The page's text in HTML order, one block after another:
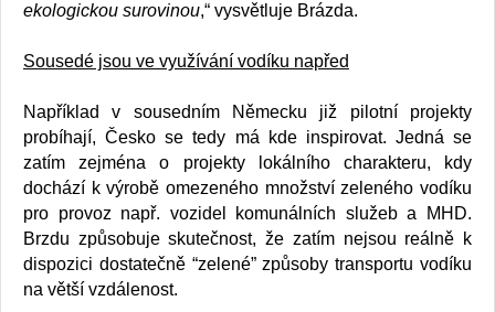
ekologickou surovinou,“ vysvětluje Brázda.
Sousedé jsou ve využívání vodíku napřed
Například v sousedním Německu již pilotní projekty
probíhají, Česko se tedy má kde inspirovat. Jedná se
zatím zejména o projekty lokálního charakteru, kdy
dochází k výrobě omezeného množství zeleného vodíku
pro provoz např. vozidel komunálních služeb a MHD.
Brzdu způsobuje skutečnost, že zatím nejsou reálně k
dispozici dostatečně “zelené” způsoby transportu vodíku
na větší vzdálenost.